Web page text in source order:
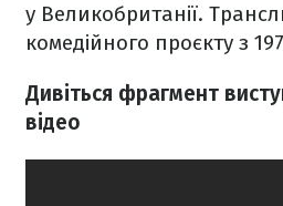
у Великобританії.
комедійного проєкту з
Дивіться фрагмент
відео